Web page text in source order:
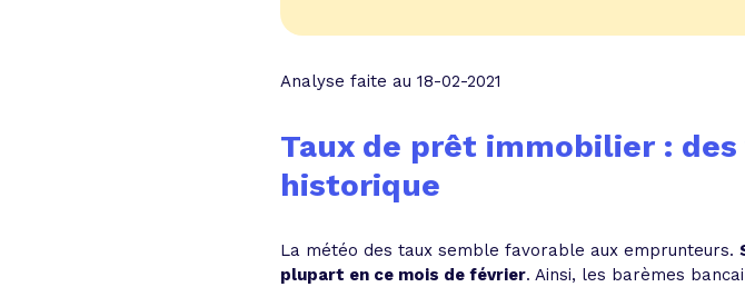
Analyse faite au 18-02-2021
Taux de prêt immobilier :
historique
La météo des taux semble favorable aux emprunteurs.
plupart en ce mois de février. Ainsi, les barèmes